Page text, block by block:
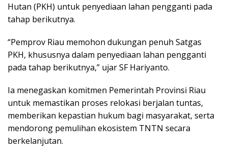
Hutan (PKH) untuk penyediaan lahan pengganti pada
tahap berikutnya.
“Pemprov Riau memohon dukungan penuh Satgas
PKH, khususnya dalam penyediaan lahan pengganti
pada tahap berikutnya,” ujar SF Hariyanto.
Ia menegaskan komitmen Pemerintah Provinsi Riau
untuk memastikan proses relokasi berjalan tuntas,
memberikan kepastian hukum bagi masyarakat, serta
mendorong pemulihan ekosistem TNTN secara
berkelanjutan.